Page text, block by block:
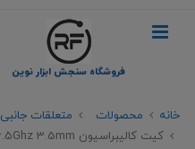
فروشگاه سنجش ابزار نوین
خانه محصولات متعلقات جانبی
کیت کالیبراسیون 26.5Ghz 3.5mm